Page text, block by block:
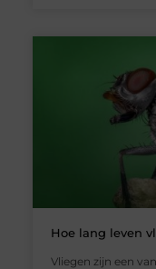
Hoe lang leven
Vliegen zijn een